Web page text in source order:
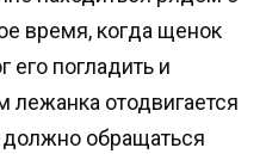
время, когда щенок
его погладить и
лежанка отодвигается
обращаться